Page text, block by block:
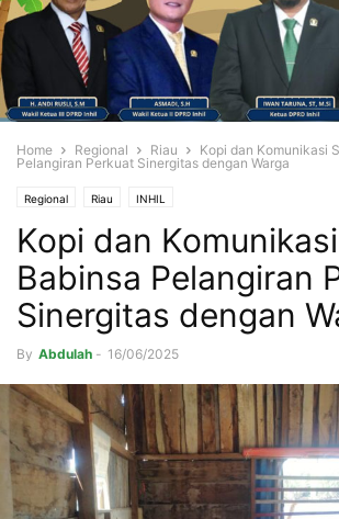
Home Regional Riau
Kopi dan Komunikasi
Pelangiran Perkuat Sinergitas dengan Warga
Regional Riau INHIL
Kopi dan
Babinsa Pelangiran
Sinergitas dengan
By Abdulah - 16/06/2025